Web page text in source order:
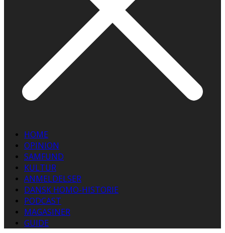
HOME
OPINION
SAMFUND
KULTUR
ANMELDELSER
DANSK HOMO-HISTORIE
PODCAST
MAGASINER
GUIDE